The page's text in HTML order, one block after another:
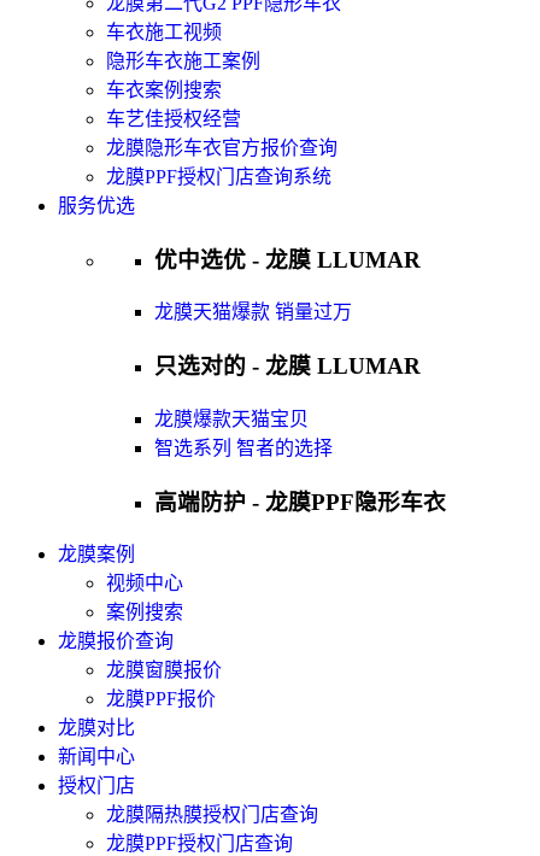
车衣施工视频
隐形车衣施工案例
车衣案例搜索
车艺佳授权经营
龙膜隐形车衣官方报价查询
龙膜PPF授权门店查询系统
服务优选
优中选优 - 龙膜 LLUMAR
龙膜天猫爆款 销量过万
只选对的 - 龙膜 LLUMAR
龙膜爆款天猫宝贝
智选系列 智者的选择
高端防护 - 龙膜PPF隐形车衣
龙膜案例
视频中心
案例搜索
龙膜报价查询
龙膜窗膜报价
龙膜PPF报价
龙膜对比
新闻中心
授权门店
龙膜隔热膜授权门店查询
龙膜PPF授权门店查询